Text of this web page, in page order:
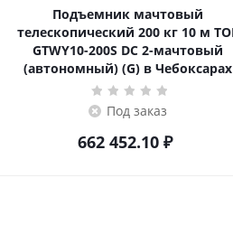
Подъемник мачтовый
телескопический 200 кг 10 м TOR
GTWY10-200S DC 2-мачтовый
(автономный) (G) в Чебоксарах
Под заказ
662 452.10₽